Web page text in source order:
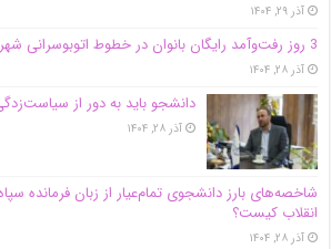
آذر ۲۹, ۱۴۰۴
3 روز رفت‌وآمد رایگان بانوان در خطوط اتوبوسرانی شهری کرج
آذر ۲۸, ۱۴۰۴
دانشجو باید به دور از
آذر ۲۸, ۱۴۰۴
شاخصه‌های بارز دانشجوی تمام‌عیار از زبان فرمانده
انقلاب کیست؟
آذر ۲۸, ۱۴۰۴